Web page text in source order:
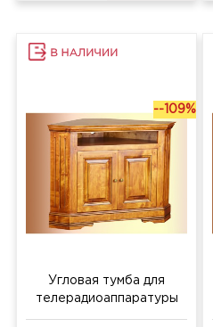
--109%
Угловая тумба для
телерадиоаппаратуры